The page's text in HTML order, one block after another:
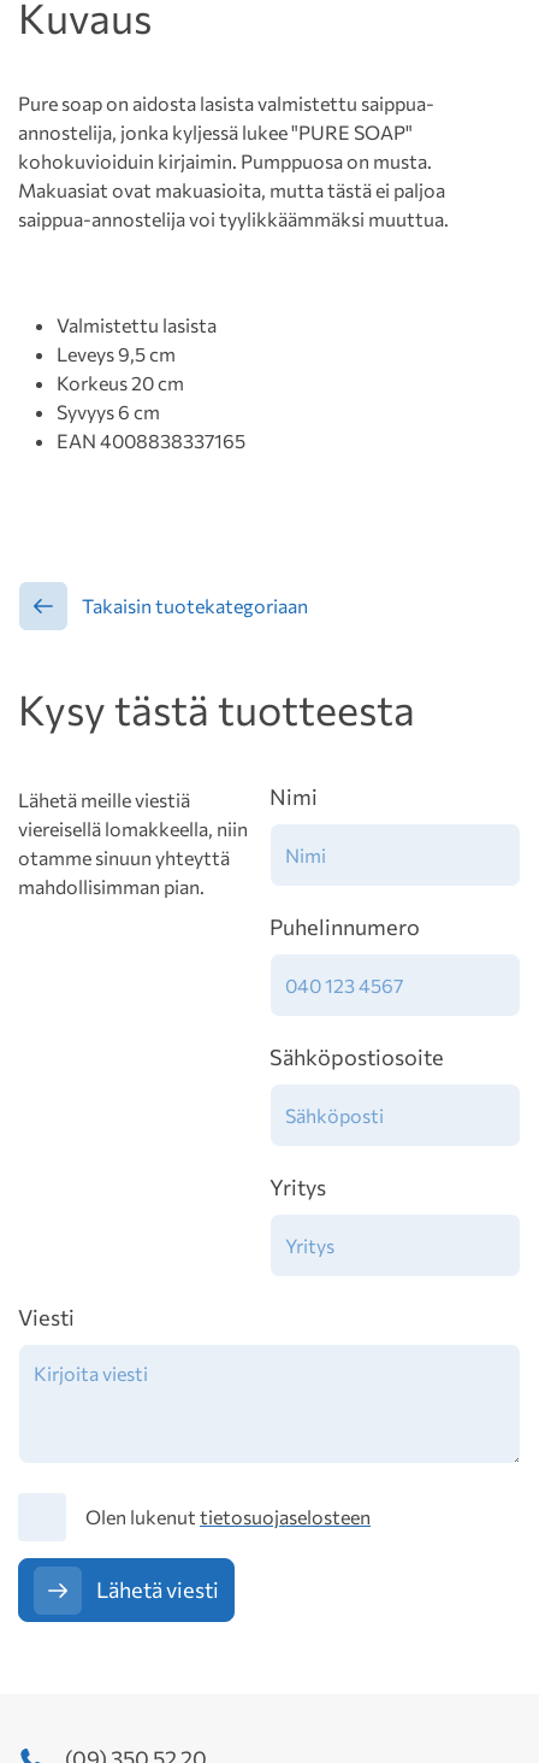
Kuvaus
Pure soap on aidosta lasista valmistettu saippua-
annostelija, jonka kyljessä lukee "PURE SOAP"
kohokuvioiduin kirjaimin. Pumppuosa on musta.
Makuasiat ovat makuasioita, mutta tästä ei paljoa
saippua-annostelija voi tyylikkäämmäksi muuttua.
Valmistettu lasista
Leveys 9,5 cm
Korkeus 20 cm
Syvyys 6 cm
EAN 4008838337165
Takaisin tuotekategoriaan
Kysy tästä tuotteesta
Lähetä meille viestiä
viereisellä lomakkeella, niin
otamme sinuun yhteyttä
mahdollisimman pian.
Nimi
Puhelinnumero
Sähköpostiosoite
Yritys
Viesti
TietosuojaOlen lukenut tietosuojaselosteen
Lähetä viesti